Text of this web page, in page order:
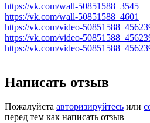
https://vk.com/wall-50851588_3545
https://vk.com/wall-50851588_4601
https://vk.com/video-
https://vk.com/video-
https://vk.com/video-
Написать отзыв
Пожалуйста авторизируйтесь или
перед тем как написать отзыв